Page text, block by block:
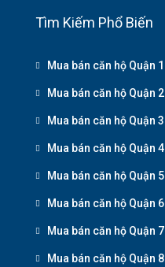
Tìm Kiếm Phổ Biến
Mua bán căn hộ Quận 1
Mua bán căn hộ Quận 2
Mua bán căn hộ Quận 3
Mua bán căn hộ Quận 4
Mua bán căn hộ Quận 5
Mua bán căn hộ Quận 6
Mua bán căn hộ Quận 7
Mua bán căn hộ Quận 8